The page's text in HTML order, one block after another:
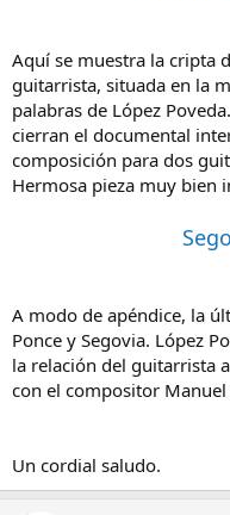
Aquí se muestra la cripta
guitarrista, situada en la
palabras de López Poveda.
cierran el documental
composición para dos
Hermosa pieza muy bien
A modo de apéndice, la
Ponce y Segovia. López
la relación del guitarrista
con el compositor
Un cordial saludo.